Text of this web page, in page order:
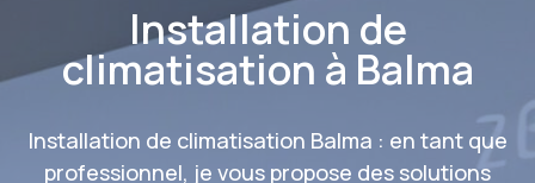
Installation de
climatisation à Balma
Installation de climatisation Balma : en tant que
professionnel, je vous propose des solutions